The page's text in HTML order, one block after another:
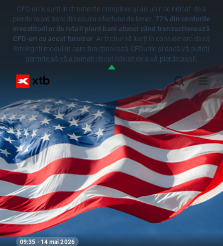
CFD-urile sunt instrumente complexe și au un risc ridicat de a
pierde rapid bani din cauza efectului de levier. 77% din conturile
investitorilor de retail pierd bani atunci când tranzacționează
CFD-uri cu acest furnizor. Ar trebui să luați în considerare dacă
înțelegeți modul în care funcționează CFDurile și dacă vă puteți
permite să vă asumați riscul ridicat de a vă pierde banii.
09:35 · 14 mai 2026